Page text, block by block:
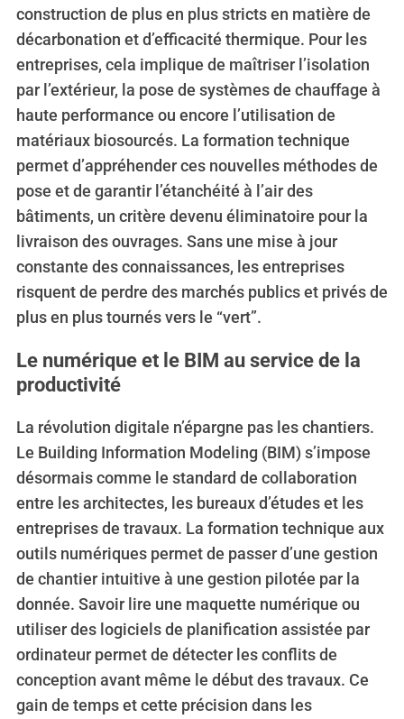
construction de plus en plus stricts en matière de
décarbonation et d’efficacité thermique. Pour les
entreprises, cela implique de maîtriser l’isolation
par l’extérieur, la pose de systèmes de chauffage à
haute performance ou encore l’utilisation de
matériaux biosourcés. La formation technique
permet d’appréhender ces nouvelles méthodes de
pose et de garantir l’étanchéité à l’air des
bâtiments, un critère devenu éliminatoire pour la
livraison des ouvrages. Sans une mise à jour
constante des connaissances, les entreprises
risquent de perdre des marchés publics et privés de
plus en plus tournés vers le “vert”.
Le numérique et le BIM au service de la
productivité
La révolution digitale n’épargne pas les chantiers.
Le Building Information Modeling (BIM) s’impose
désormais comme le standard de collaboration
entre les architectes, les bureaux d’études et les
entreprises de travaux. La formation technique aux
outils numériques permet de passer d’une gestion
de chantier intuitive à une gestion pilotée par la
donnée. Savoir lire une maquette numérique ou
utiliser des logiciels de planification assistée par
ordinateur permet de détecter les conflits de
conception avant même le début des travaux. Ce
gain de temps et cette précision dans les
S
e
r
c
h
f